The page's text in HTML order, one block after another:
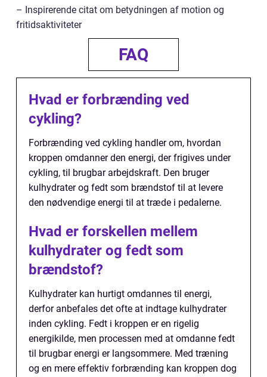
– Inspirerende citat om betydningen af motion og
fritidsaktiviteter
FAQ
Hvad er forbrænding ved
cykling?
Forbrænding ved cykling handler om, hvordan
kroppen omdanner den energi, der frigives under
cykling, til brugbar arbejdskraft. Den bruger
kulhydrater og fedt som brændstof til at levere
den nødvendige energi til at træde i pedalerne.
Hvad er forskellen mellem
kulhydrater og fedt som
brændstof?
Kulhydrater kan hurtigt omdannes til energi,
derfor anbefales det ofte at indtage kulhydrater
inden cykling. Fedt i kroppen er en rigelig
energikilde, men processen med at omdanne fedt
til brugbar energi er langsommere. Med træning
og en mere effektiv forbrænding kan kroppen dog